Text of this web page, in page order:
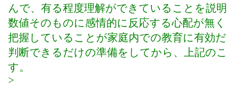
んで、有る程度理解ができていることを説
数値そのものに感情的に反応する心配が無
把握していることが家庭内での教育に有効
判断できるだけの準備をしてから、上記の
す。
>